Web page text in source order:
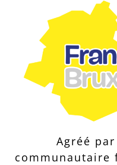
Agréé
communautaire